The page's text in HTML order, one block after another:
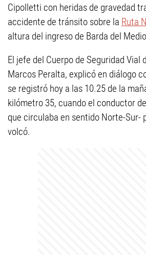
Cipolletti con heridas de gravedad
accidente de tránsito sobre la Ruta
altura del ingreso de Barda del
El jefe del Cuerpo de Seguridad Vial
Marcos Peralta, explicó en diálogo
se registró hoy a las 10.25 de la
kilómetro 35, cuando el conductor
que circulaba en sentido Norte-Sur-
volcó.